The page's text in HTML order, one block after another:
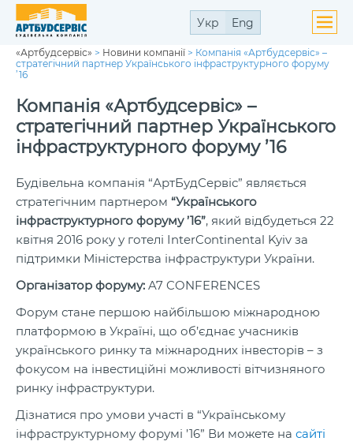
Укр Eng
«Артбудсервіс» > Новини компанії > Компанія «Артбудсервіс» –
стратегічний партнер Українського інфраструктурного форуму
’16
Компанія «Артбудсервіс» –
стратегічний партнер Українського
інфраструктурного форуму ’16
Будівельна компанія “АртБудСервіс” являється
стратегічним партнером“Українського
інфраструктурного форуму ’16”, який відбудеться 22
квітня 2016 року у готелі InterContinental Kyiv за
підтримки Міністерства інфраструктури України.
Організатор форуму: A7 CONFERENCES
Форум стане першою найбільшою міжнародною
платформою в Україні, що об’єднає учасників
українського ринку та міжнародних інвесторів – з
фокусом на інвестиційні можливості вітчизняного
ринку інфраструктури.
Дізнатися про умови участі в “Українському
інфраструктурному форумі ’16” Ви можете насайті